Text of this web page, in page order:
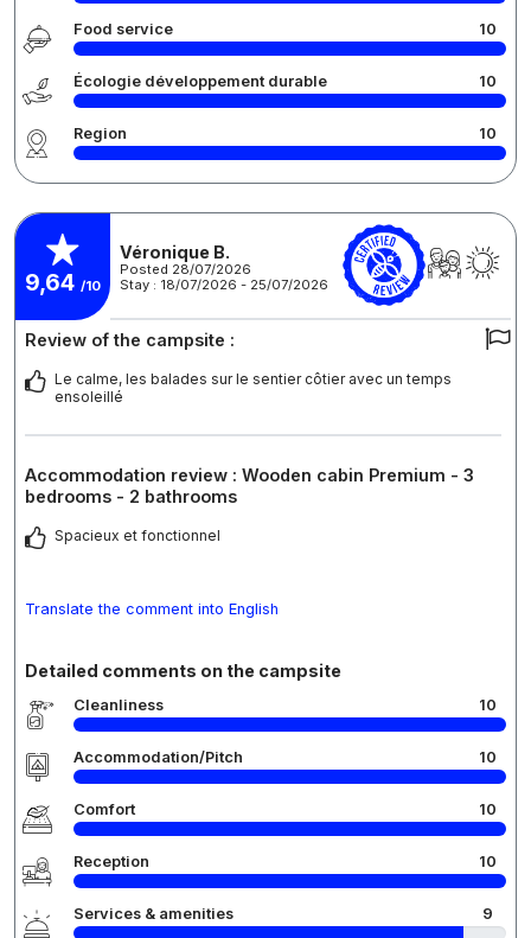
Food service 10
Écologie développement durable 10
Region 10
9,64 /10
Véronique B.
Posted 28/07/2026
Stay : 18/07/2026 - 25/07/2026
Review of the campsite :
Le calme, les balades sur le sentier côtier avec un temps
ensoleillé
Accommodation review : Wooden cabin Premium - 3
bedrooms - 2 bathrooms
Spacieux et fonctionnel
Translate the comment into English
Detailed comments on the campsite
Cleanliness 10
Accommodation/Pitch 10
Comfort 10
Reception 10
Services & amenities 9